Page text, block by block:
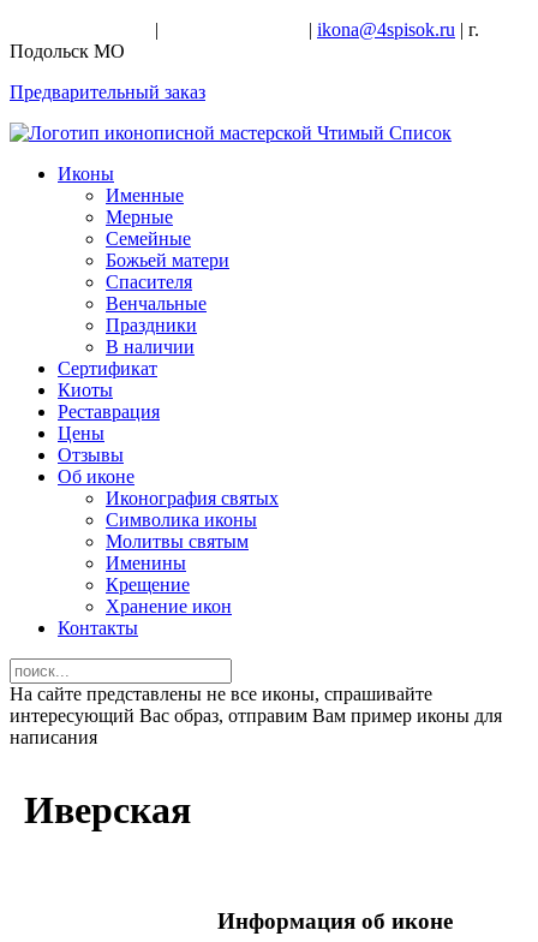
| | ikona@4spisok.ru | г.
Подольск МО
Предварительный заказ
Иконы
Именные
Мерные
Семейные
Божьей матери
Спасителя
Венчальные
Праздники
В наличии
Сертификат
Киоты
Реставрация
Цены
Отзывы
Об иконе
Иконография святых
Символика иконы
Молитвы святым
Именины
Крещение
Хранение икон
Контакты
На сайте представлены не все иконы, спрашивайте
интересующий Вас образ, отправим Вам пример иконы для
написания
Иверская
Информация об иконе